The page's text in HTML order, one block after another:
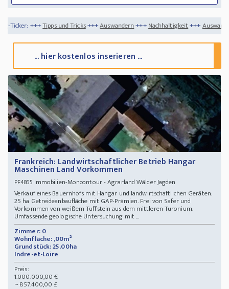
Tricks+++Auswandern+++Nachhaltigkeit+++Auswandern Norwegen - für
... hier kostenlos inserieren ...
Frankreich: Landwirtschaftlicher Betrieb Hangar
Maschinen Land Vorkommen
PF4865 Immobilien-Moncontour - Agrarland Wälder Jagden
Verkauf eines Bauernhofs mit Hangar und landwirtschaftlichen Geräten.
25 ha Getreideanbaufläche mit GAP-Prämien. Frei von Safer und
Vorkommen von weißem Tuffstein aus dem mittleren Turonium.
Umfassende geologische Untersuchung mit ...
Zimmer: 0
Wohnfläche: ,00m²
Grundstück: 25,00ha
Indre-et-Loire
Preis:
1.000.000,00 €
~ 857.400,00 £